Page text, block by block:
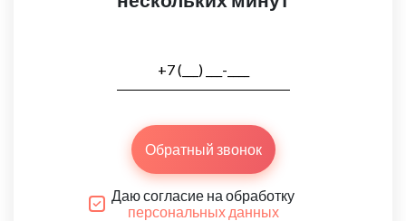
Обратный звонок
Даю согласие на обработку
персональных данных